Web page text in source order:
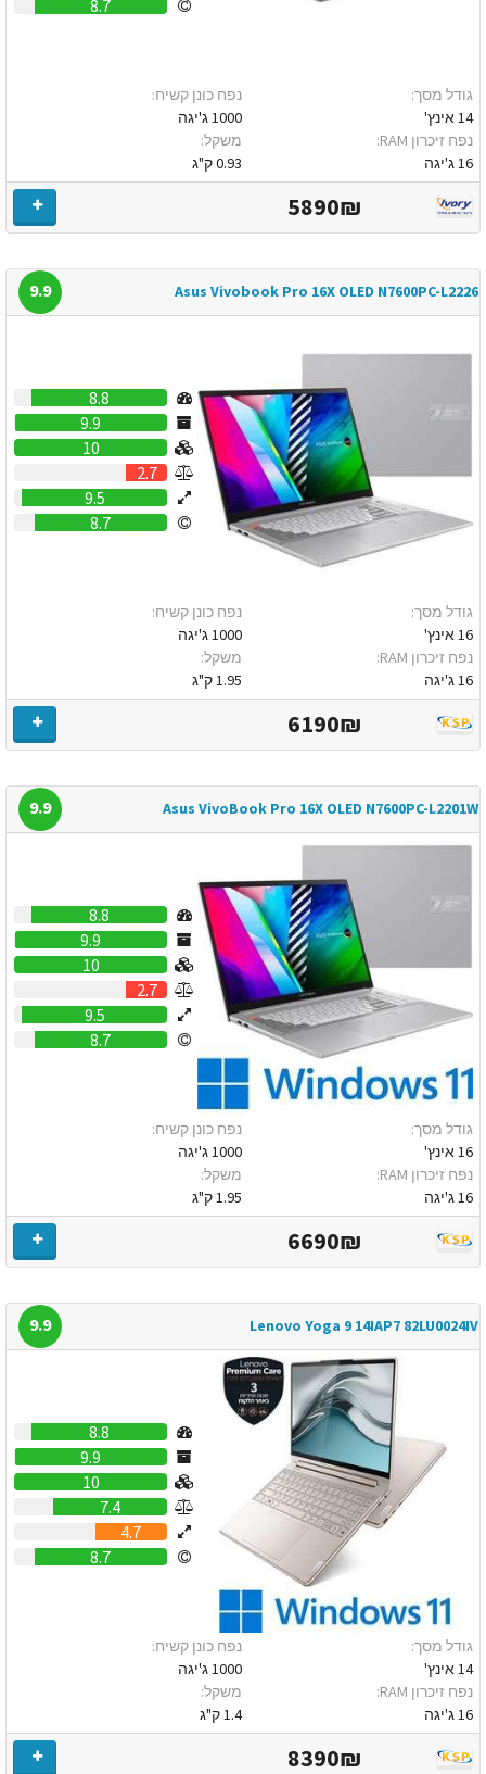
8.7
גודל מסך:
14 אינץ'
נפח זיכרון RAM:
16 ג'יגה
נפח כונן קשיח:
1000 ג'יגה
משקל:
0.93 ק"ג
5890₪
Asus Vivobook Pro 16X OLED N7600PC-L2226
9.9
8.8
9.9
10
2.7
9.5
8.7
גודל מסך:
16 אינץ'
נפח זיכרון RAM:
16 ג'יגה
נפח כונן קשיח:
1000 ג'יגה
משקל:
1.95 ק"ג
6190₪
Asus VivoBook Pro 16X OLED N7600PC-L2201W
9.9
8.8
9.9
10
2.7
9.5
8.7
גודל מסך:
16 אינץ'
נפח זיכרון RAM:
16 ג'יגה
נפח כונן קשיח:
1000 ג'יגה
משקל:
1.95 ק"ג
6690₪
Lenovo Yoga 9 14IAP7 82LU0024IV
9.9
8.8
9.9
10
7.4
4.7
8.7
גודל מסך:
14 אינץ'
נפח זיכרון RAM:
16 ג'יגה
נפח כונן קשיח:
1000 ג'יגה
משקל:
1.4 ק"ג
8390₪